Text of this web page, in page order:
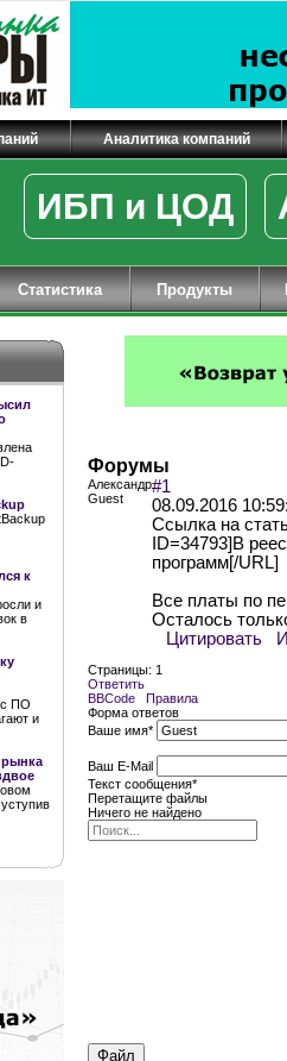
Аналитика компаний
ИБП и ЦОД
Статистика Продукты
к
и
в
с ПО
и
рынка
Форумы
Александр
Guest
#1
08.09.2016
Ссылка на
ID=34793]В
программ[/URL]
Все платы по
Осталось
Цитировать
Страницы: 1
Ответить
BBCode
Правила
Форма ответов
Ваше имя*
Ваш E-Mail
Текст сообщения*
Перетащите файлы
Ничего не найдено
Файл